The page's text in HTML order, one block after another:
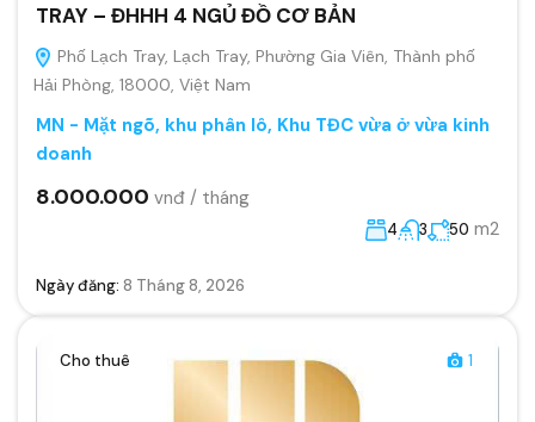
TRAY – ĐHHH 4 NGỦ ĐỒ CƠ BẢN
Phố Lạch Tray, Lạch Tray, Phường Gia Viên, Thành phố
Hải Phòng, 18000, Việt Nam
MN - Mặt ngõ, khu phân lô, Khu TĐC vừa ở vừa kinh
doanh
8.000.000 vnđ / tháng
4 3 50 m2
Ngày đăng: 8 Tháng 8, 2026
Cho thuê 1